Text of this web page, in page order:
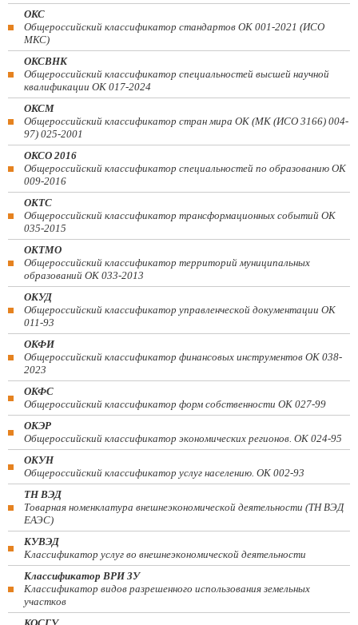
ОКС
Общероссийский классификатор стандартов ОК 001-2021 (ИСО
МКС)
ОКСВНК
Общероссийский классификатор специальностей высшей научной
квалификации ОК 017-2024
ОКСМ
Общероссийский классификатор стран мира ОК (МК (ИСО 3166) 004-
97) 025-2001
ОКСО 2016
Общероссийский классификатор специальностей по образованию ОК
009-2016
ОКТС
Общероссийский классификатор трансформационных событий ОК
035-2015
ОКТМО
Общероссийский классификатор территорий муниципальных
образований ОК 033-2013
ОКУД
Общероссийский классификатор управленческой документации ОК
011-93
ОКФИ
Общероссийский классификатор финансовых инструментов OK 038-
2023
ОКФС
Общероссийский классификатор форм собственности ОК 027-99
ОКЭР
Общероссийский классификатор экономических регионов. ОК 024-95
ОКУН
Общероссийский классификатор услуг населению. ОК 002-93
ТН ВЭД
Товарная номенклатура внешнеэкономической деятельности (ТН ВЭД
ЕАЭС)
КУВЭД
Классификатор услуг во внешнеэкономической деятельности
Классификатор ВРИ ЗУ
Классификатор видов разрешенного использования земельных
участков